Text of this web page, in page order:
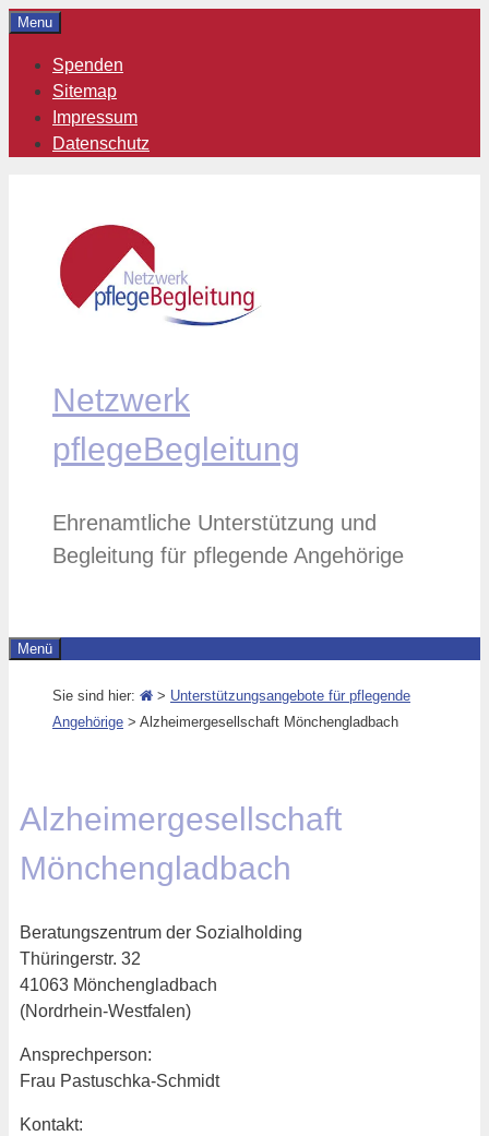
Zum
springen
Menu
Spenden
Sitemap
Impressum
Datenschutz
Netzwerk
pflegeBegleitung
Ehrenamtliche Unterstützung und
Begleitung für pflegende Angehörige
Menü
Sie sind hier: > Unterstützungsangebote für pflegende
Angehörige > Alzheimergesellschaft Mönchengladbach
Alzheimergesellschaft
Mönchengladbach
Beratungszentrum der Sozialholding
Thüringerstr. 32
41063 Mönchengladbach
(Nordrhein-Westfalen)
Ansprechperson:
Frau Pastuschka-Schmidt
Kontakt: